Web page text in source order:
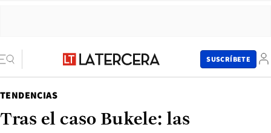
SUSCRÍBETE
TENDENCIAS
Tras el caso Bukele: las